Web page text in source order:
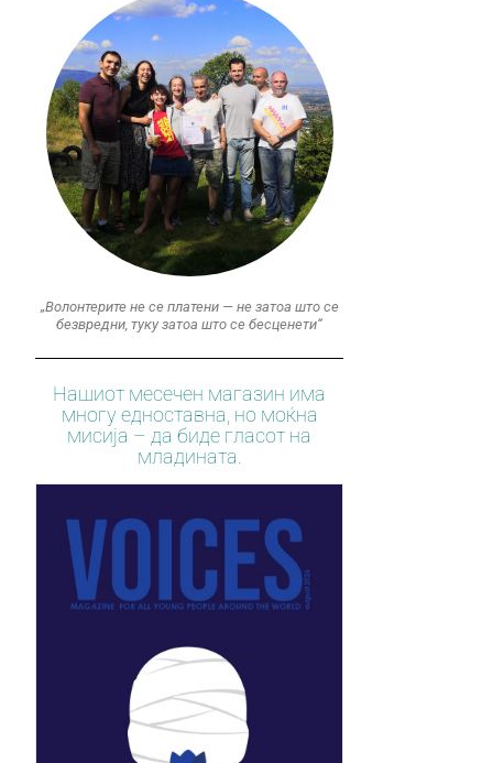
„Волонтерите не се платени — не затоа што се
безвредни, туку затоа што се бесценети“
Нашиот месечен магазин има
многу едноставна, но моќна
мисија – да биде гласот на
младината.